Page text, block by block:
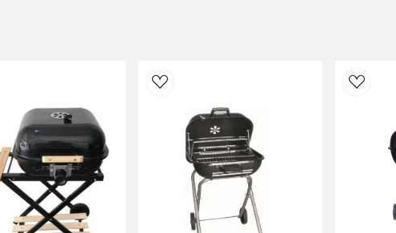
AddToWishlist
AddToWishlist